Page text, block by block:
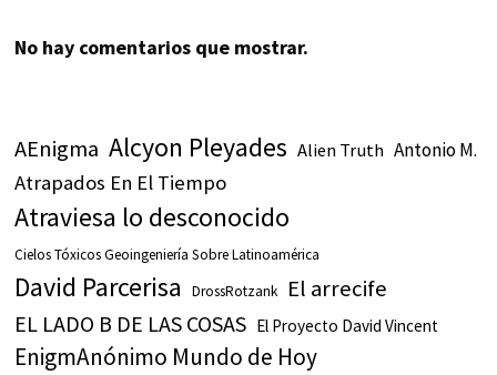
No hay comentarios que mostrar.
AEnigma Alcyon Pleyades Alien Truth Antonio M.
Atrapados En El Tiempo
Atraviesa lo desconocido
Cielos Tóxicos Geoingeniería Sobre Latinoamérica
David Parcerisa DrossRotzank El arrecife
EL LADO B DE LAS COSAS El Proyecto David Vincent
EnigmAnónimo Mundo de Hoy